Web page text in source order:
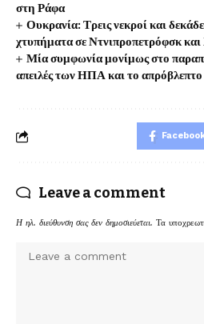
στη Ράφα
Ουκρανία: Τρεις νεκροί και
χτυπήματα σε Ντνιπροπετρόφσκ
Μία συμφωνία μονίμως στο
απειλές των ΗΠΑ και το
Leave a comment
Η ηλ. διεύθυνση σας δεν δημοσιεύεται. Τα